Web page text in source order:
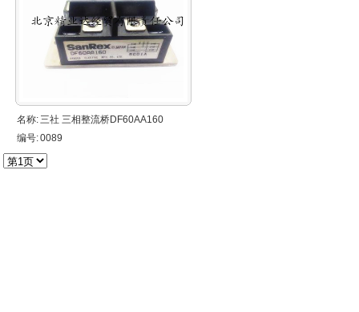
名称:三社 三相整流桥DF60AA160
编号:0089